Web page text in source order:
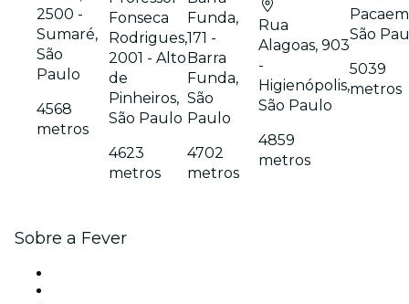
2500 -
Sumaré,
São
Paulo
4568
metros
Fonseca
Rodrigues,
2001 - Alto
de
Pinheiros,
São Paulo
4623
metros
Funda,
171 -
Barra
Funda,
São
Paulo
4702
metros
Rua
Alagoas, 903
-
Higienópolis,
São Paulo
4859
metros
São
5039
metros
Sobre a Fever